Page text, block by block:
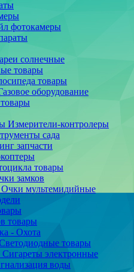
фотокамеры
солнечные
товары
товары
оборудование
Измерители-контролеры
сада
запчасти
товары
замков
Очки мультемидийные
товары
- Охота
товары
Сигареты электронные
воды